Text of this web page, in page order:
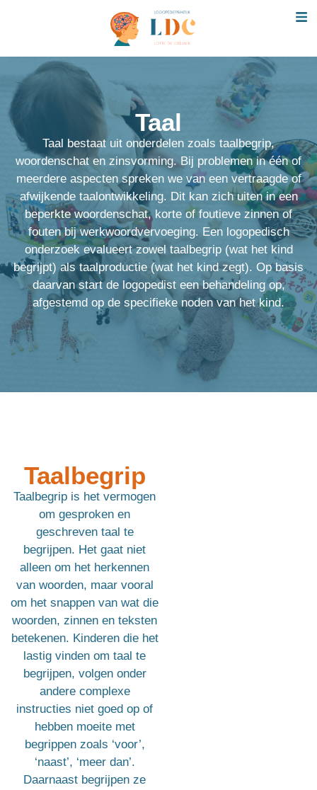
Taal
Taal bestaat uit onderdelen zoals taalbegrip,
woordenschat en zinsvorming. Bij problemen in één of
meerdere aspecten spreken we van een vertraagde of
afwijkende taalontwikkeling. Dit kan zich uiten in een
beperkte woordenschat, korte of foutieve zinnen of
fouten bij werkwoordvervoeging. Een logopedisch
onderzoek evalueert zowel taalbegrip (wat het kind
begrijpt) als taalproductie (wat het kind zegt). Op basis
daarvan start de logopedist een behandeling op,
afgestemd op de specifieke noden van het kind.
Taalbegrip
Taalbegrip is het vermogen
om gesproken en
geschreven taal te
begrijpen. Het gaat niet
alleen om het herkennen
van woorden, maar vooral
om het snappen van wat die
woorden, zinnen en teksten
betekenen. Kinderen die het
lastig vinden om taal te
begrijpen, volgen onder
andere complexe
instructies niet goed op of
hebben moeite met
begrippen zoals ‘voor’,
‘naast’, ‘meer dan’.
Daarnaast begrijpen ze